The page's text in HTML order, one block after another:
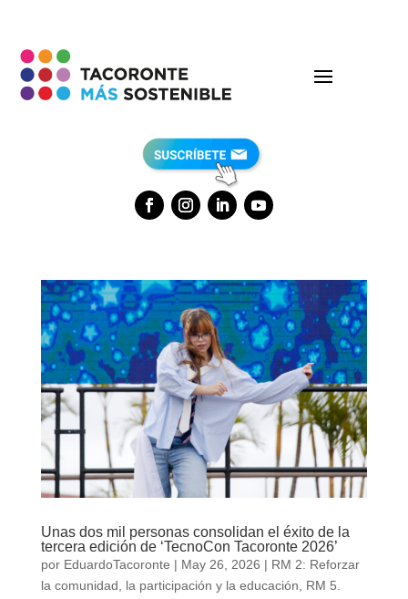
Unas dos mil personas consolidan el éxito de la
tercera edición de ‘TecnoCon Tacoronte 2026’
por EduardoTacoronte | May 26, 2026 | RM 2: Reforzar
la comunidad, la participación y la educación
RM 5.